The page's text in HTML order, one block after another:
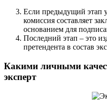
Если предыдущий этап
комиссия составляет
основанием для
Последний этап – это
претендента в состав
Какими личными
эксперт